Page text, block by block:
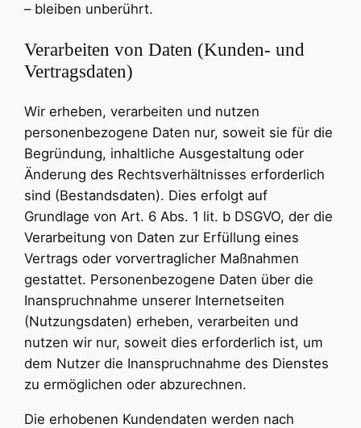
– bleiben unberührt.
Verarbeiten von Daten (Kunden- und
Vertragsdaten)
Wir erheben, verarbeiten und nutzen
personenbezogene Daten nur, soweit sie für die
Begründung, inhaltliche Ausgestaltung oder
Änderung des Rechtsverhältnisses erforderlich
sind (Bestandsdaten). Dies erfolgt auf
Grundlage von Art. 6 Abs. 1 lit. b DSGVO, der die
Verarbeitung von Daten zur Erfüllung eines
Vertrags oder vorvertraglicher Maßnahmen
gestattet. Personenbezogene Daten über die
Inanspruchnahme unserer Internetseiten
(Nutzungsdaten) erheben, verarbeiten und
nutzen wir nur, soweit dies erforderlich ist, um
dem Nutzer die Inanspruchnahme des Dienstes
zu ermöglichen oder abzurechnen.
Die erhobenen Kundendaten werden nach